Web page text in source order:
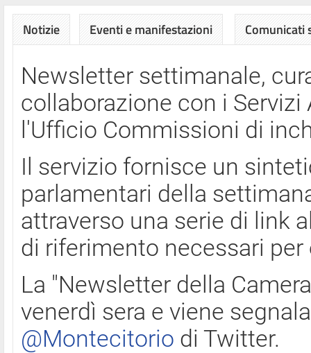
Notizie Eventi e manifestazioni Comunicati
Newsletter settimanale,
collaborazione con i
l'Ufficio Commissioni di
Il servizio fornisce un
parlamentari della
attraverso una serie di link
di riferimento necessari
La "Newsletter della
venerdì sera e viene
@Montecitorio di Twitter.